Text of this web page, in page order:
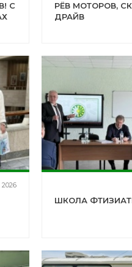
С
РЁВ МОТОРОВ,
ДРАЙВ
ШКОЛА